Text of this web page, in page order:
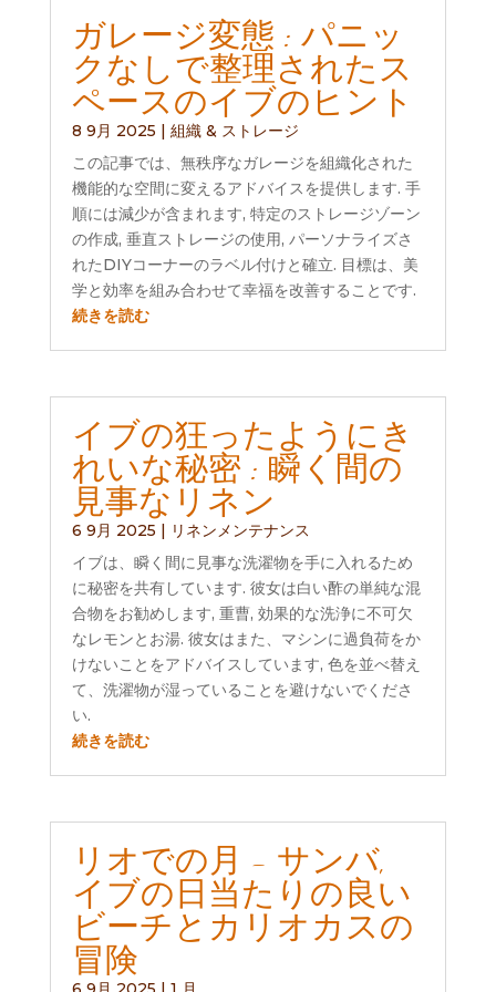
ガレージ変態 : パニッ
クなしで整理されたス
ペースのイブのヒント
8 9月 2025 | 組織 & ストレージ
この記事では、無秩序なガレージを組織化された
機能的な空間に変えるアドバイスを提供します. 手
順には減少が含まれます, 特定のストレージゾーン
の作成, 垂直ストレージの使用, パーソナライズさ
れたDIYコーナーのラベル付けと確立. 目標は、美
学と効率を組み合わせて幸福を改善することです.
続きを読む
イブの狂ったようにき
れいな秘密 : 瞬く間の
見事なリネン
6 9月 2025 | リネンメンテナンス
イブは、瞬く間に見事な洗濯物を手に入れるため
に秘密を共有しています. 彼女は白い酢の単純な混
合物をお勧めします, 重曹, 効果的な洗浄に不可欠
なレモンとお湯. 彼女はまた、マシンに過負荷をか
けないことをアドバイスしています, 色を並べ替え
て、洗濯物が湿っていることを避けないでくださ
い.
続きを読む
リオでの月 - サンバ,
イブの日当たりの良い
ビーチとカリオカスの
冒険